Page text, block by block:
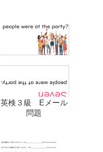
英検３級 Eメール
問題